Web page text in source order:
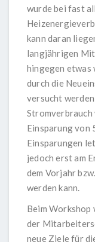
wurde bei fast
kann daran
langjährigen
hingegen etwas
durch die
versucht
Einsparung von
Einsparungen
jedoch erst am
dem Vorjahr
werden kann.
Beim Workshop
der
neue Ziele für